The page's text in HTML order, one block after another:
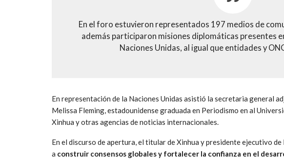
En el foro estuvieron representados 197 medios de
además participaron misiones diplomáticas presentes
Naciones Unidas, al igual que entidades y
En representación de la Naciones Unidas asistió la secretaria general
Melissa Fleming, estadounidense graduada en Periodismo en al
Xinhua y otras agencias de noticias internacionales.
En el discurso de apertura, el titular de Xinhua y presidente ejecutivo de
a construir consensos globales y fortalecer la confianza en el